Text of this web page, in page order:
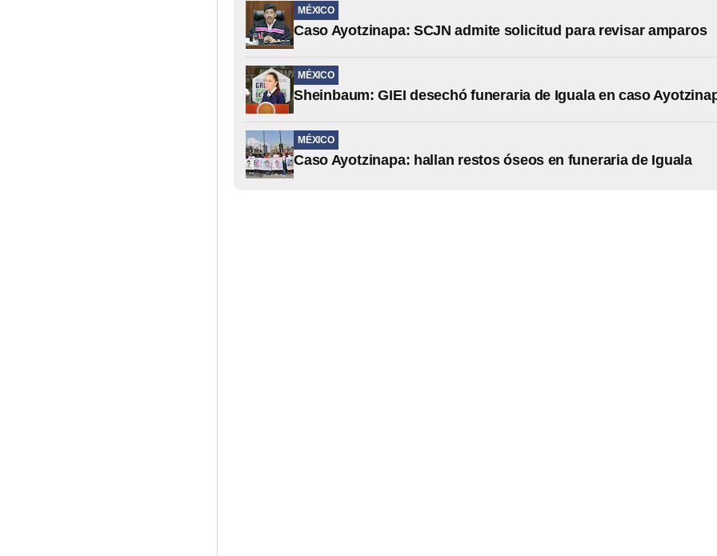
MÉXICO
Caso Ayotzinapa: SCJN admite solicitud para revisar amparos
MÉXICO
Sheinbaum: GIEI desechó funeraria de Iguala en caso
MÉXICO
Caso Ayotzinapa: hallan restos óseos en funeraria de Iguala